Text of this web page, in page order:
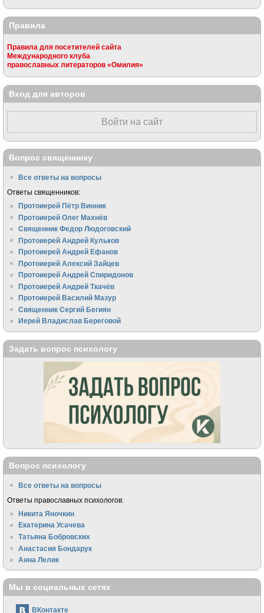
Правила
Правила для посетителей сайта
Международного клуба
православных литераторов «Омилия»
Вход для авторов
Войти на сайт
Вопрос священнику
Все ответы на вопросы
Ответы священников:
Протоиерей Пётр Винник
Протоиерей Олег Махнёв
Священник Федор Людоговский
Протоиерей Андрей Кульков
Протоиерей Андрей Ефанов
Протоиерей Алексий Зайцев
Протоиерей Андрей Спиридонов
Протоиерей Андрей Ткачёв
Протоиерей Василий Мазур
Священник Сергий Бегиян
Иерей Владислав Береговой
Задать вопрос психологу
Вопрос психологу
Все ответы на вопросы
Ответы православных психологов:
Никита Яночкин
Екатерина Усачева
Татьяна Бобровских
Анастасия Бондарук
Анна Лелик
Мы в социальных сетях
ВКонтакте